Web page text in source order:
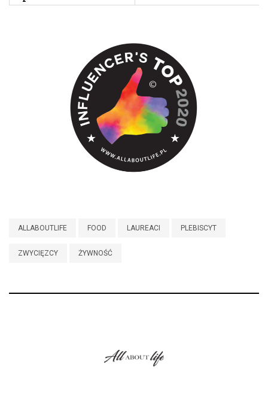
ALLABOUTLIFE FOOD LAUREACI PLEBISCYT
ZWYCIĘZCY ŻYWNOŚĆ